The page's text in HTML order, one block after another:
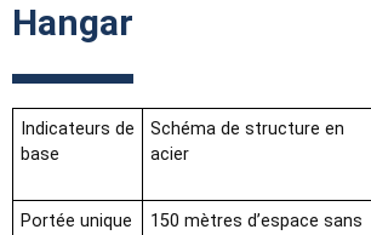
Hangar
Indicateurs de
base
Schéma de structure en
acier
Portée unique
150 mètres d’espace sans